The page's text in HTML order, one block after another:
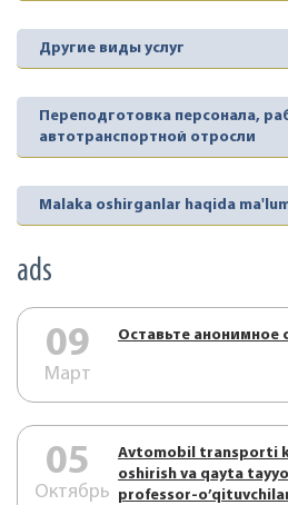
Другие виды услуг
Переподготовка персонала,
автотранспортной отросли
Malaka oshirganlar haqida
ads
09
Март
Оставьте анонимное
05
Октябрь
Аvtоmоbil trаnspоrti
оshirish vа qаytа
prоfеssоr-